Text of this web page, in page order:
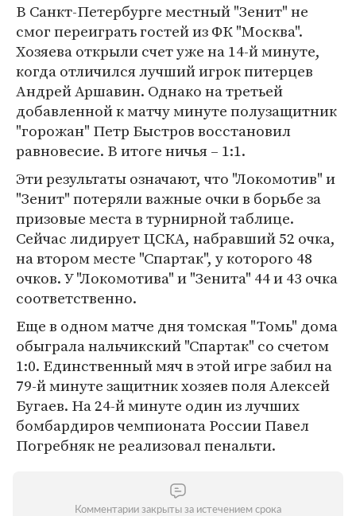
В Санкт-Петербурге местный "Зенит" не
смог переиграть гостей из ФК "Москва".
Хозяева открыли счет уже на 14-й минуте,
когда отличился лучший игрок питерцев
Андрей Аршавин. Однако на третьей
добавленной к матчу минуте полузащитник
"горожан" Петр Быстров восстановил
равновесие. В итоге ничья – 1:1.
Эти результаты означают, что "Локомотив" и
"Зенит" потеряли важные очки в борьбе за
призовые места в турнирной таблице.
Сейчас лидирует ЦСКА, набравший 52 очка,
на втором месте "Спартак", у которого 48
очков. У "Локомотива" и "Зенита" 44 и 43 очка
соответственно.
Еще в одном матче дня томская "Томь" дома
обыграла нальчикский "Спартак" со счетом
1:0. Единственный мяч в этой игре забил на
79-й минуте защитник хозяев поля Алексей
Бугаев. На 24-й минуте один из лучших
бомбардиров чемпионата России Павел
Погребняк не реализовал пенальти.
Комментарии закрыты за истечением срока